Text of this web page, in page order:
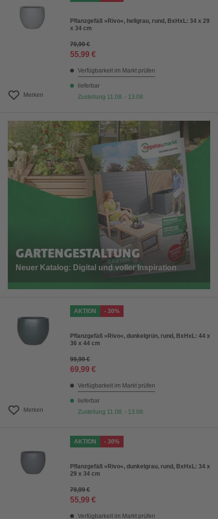
Merken
Pflanzgefäß »Rivo«, hellgrau, rund, BxHxL: 34 x 29
x 34 cm
79,99 €
55,99 €
Verfügbarkeit im Markt prüfen
lieferbar
Zustellung 11.08. - 13.08.
GARTENGESTALTUNG
Neuer Katalog: Digital und voller Inspiration
Merken
AKTION - 30%
Pflanzgefäß »Rivo«, dunkelgrün, rund, BxHxL: 44 x
36 x 44 cm
99,99 €
69,99 €
Verfügbarkeit im Markt prüfen
lieferbar
Zustellung 11.08. - 13.08.
AKTION - 30%
Pflanzgefäß »Rivo«, dunkelgrau, rund, BxHxL: 34 x
29 x 34 cm
79,99 €
55,99 €
Verfügbarkeit im Markt prüfen